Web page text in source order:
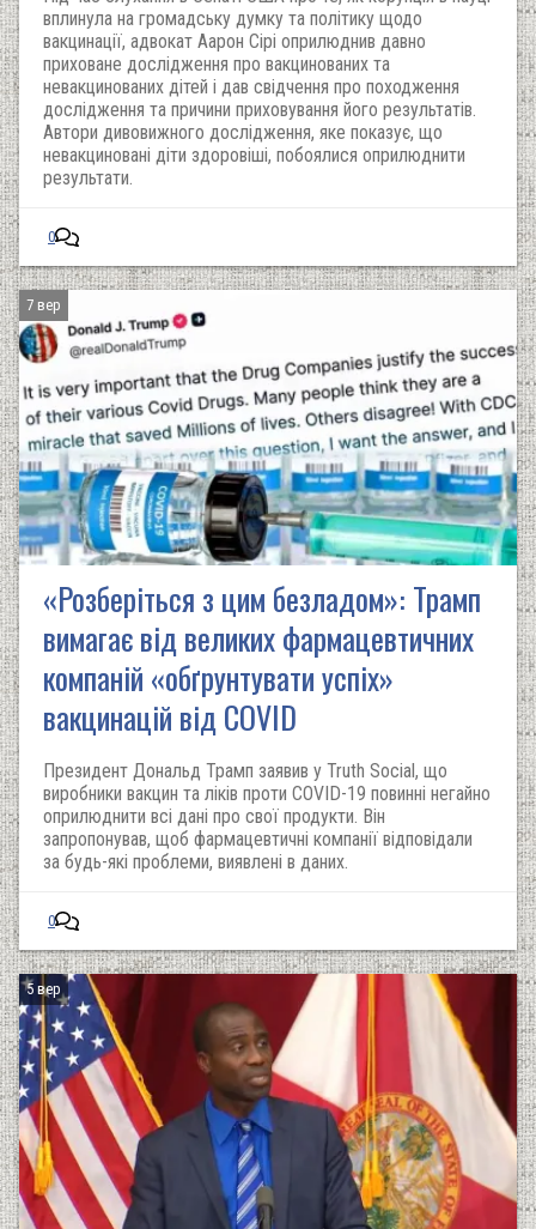
вплинула на громадську думку та політику щодо
вакцинації, адвокат Аарон Сірі оприлюднив давно
приховане дослідження про вакцинованих та
невакцинованих дітей і дав свідчення про походження
дослідження та причини приховування його результатів.
Автори дивовижного дослідження, яке показує, що
невакциновані діти здоровіші, побоялися оприлюднити
результати.
0
7 вер
«Розберіться з цим безладом»: Трамп
вимагає від великих фармацевтичних
компаній «обґрунтувати успіх»
вакцинацій від COVID
Президент Дональд Трамп заявив у Truth Social, що
виробники вакцин та ліків проти COVID-19 повинні негайно
оприлюднити всі дані про свої продукти. Він
запропонував, щоб фармацевтичні компанії відповідали
за будь-які проблеми, виявлені в даних.
0
5 вер